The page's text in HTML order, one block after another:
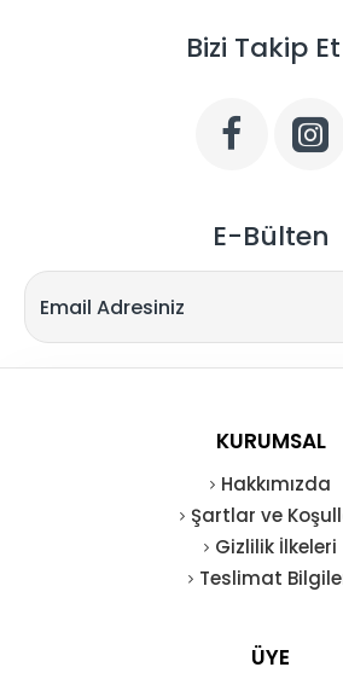
Bizi Takip
E-Bülten
KURUMSAL
Hakkımızda
Şartlar ve
Gizlilik İlkeleri
Teslimat
ÜYE